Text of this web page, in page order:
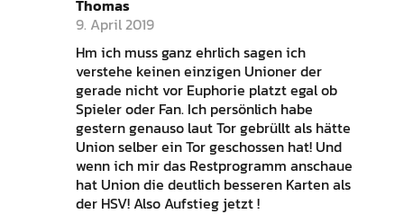
Thomas
9. April 2019
Hm ich muss ganz ehrlich sagen ich
verstehe keinen einzigen Unioner der
gerade nicht vor Euphorie platzt egal ob
Spieler oder Fan. Ich persönlich habe
gestern genauso laut Tor gebrüllt als hätte
Union selber ein Tor geschossen hat! Und
wenn ich mir das Restprogramm anschaue
hat Union die deutlich besseren Karten als
der HSV! Also Aufstieg jetzt !